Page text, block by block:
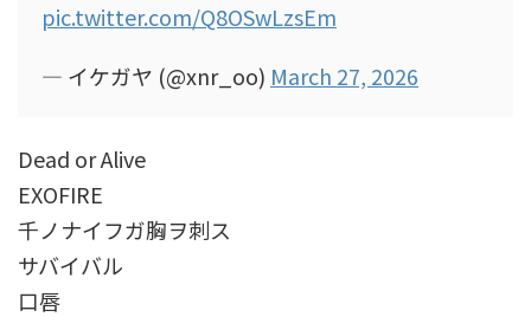
pic.twitter.com/Q8OSwLzsEm
— イケガヤ (@xnr_oo) March 27, 2026
Dead or Alive
EXOFIRE
千ノナイフガ胸ヲ刺ス
サバイバル
口唇